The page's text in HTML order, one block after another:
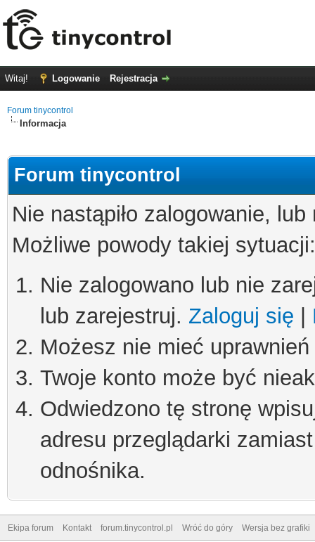
Witaj! Logowanie Rejestracja
Forum tinycontrol
Informacja
Forum tinycontrol
Nie nastąpiło zalogowanie,
Możliwe powody takiej sytuacji:
Nie zalogowano lub nie
lub zarejestruj. Zaloguj się
Możesz nie mieć
Twoje konto może być
Odwiedzono tę stronę
adresu przeglądarki
odnośnika.
Ekipa forum Kontakt forum.tinycontrol.pl Wróć do góry Wersja bez grafiki